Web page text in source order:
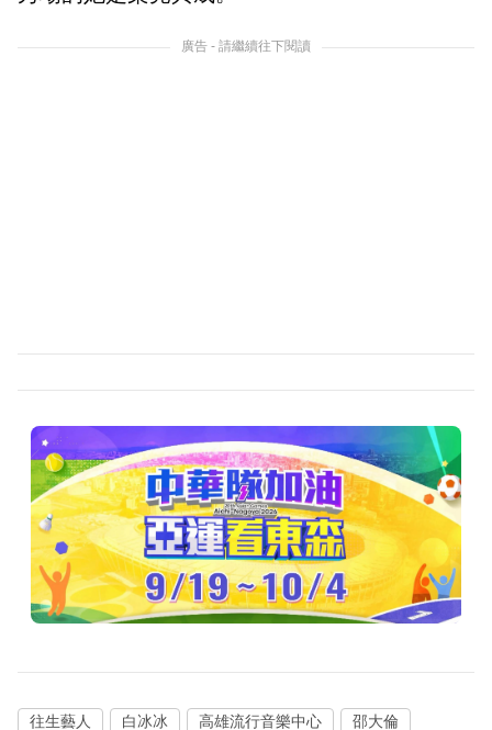
廣告 - 請繼續往下閱讀
往生藝人 白冰冰 高雄流行音樂中心 邵大倫